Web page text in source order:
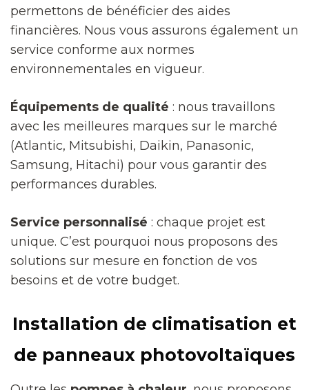
permettons de bénéficier des aides
financières. Nous vous assurons également un
service conforme aux normes
environnementales en vigueur.
Équipements de qualité : nous travaillons
avec les meilleures marques sur le marché
(Atlantic, Mitsubishi, Daikin, Panasonic,
Samsung, Hitachi) pour vous garantir des
performances durables.
Service personnalisé : chaque projet est
unique. C’est pourquoi nous proposons des
solutions sur mesure en fonction de vos
besoins et de votre budget.
Installation de climatisation et
de panneaux photovoltaïques